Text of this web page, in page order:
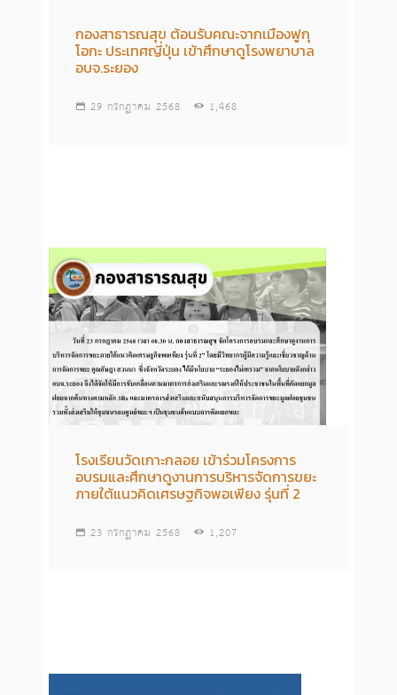
กองสาธารณสุข ต้อนรับคณะจากเมืองฟูกุ
โอกะ ประเทศญี่ปุ่น เข้าศึกษาดูโรงพยาบาล
อบจ.ระยอง
29 กรกฏาคม 2568 1,468
โรงเรียนวัดเกาะกลอย เข้าร่วมโครงการ
อบรมและศึกษาดูงานการบริหารจัดการขยะ
ภายใต้แนวคิดเศรษฐกิจพอเพียง รุ่นที่ 2
23 กรกฏาคม 2568 1,207